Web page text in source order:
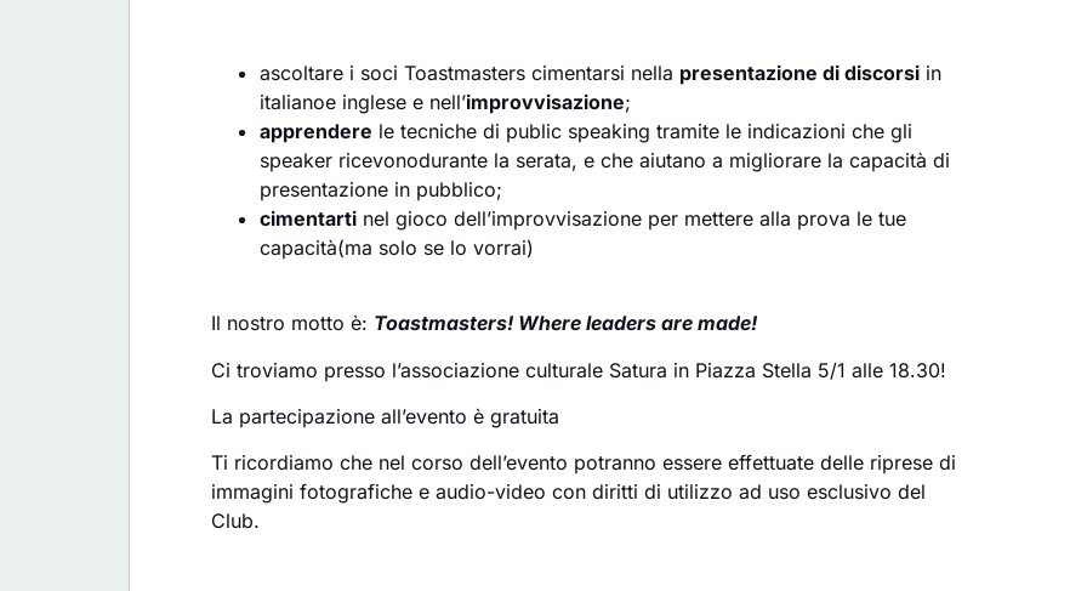
ascoltare i soci Toastmasters cimentarsi nella presentazione di discorsiin
italianoe inglese e nell’improvvisazione;
apprendere le tecniche di public speaking tramite le indicazioni che gli
speaker ricevonodurante la serata, e che aiutano a migliorare la capacità di
presentazione in pubblico;
cimentartinel gioco dell’improvvisazione per mettere alla prova le tue
capacità(ma solo se lo vorrai)
Il nostro motto è: Toastmasters! Where leaders are made!
Ci troviamo presso l’associazione culturale Satura in Piazza Stella 5/1 alle 18.30!
La partecipazione all’evento è gratuita
Ti ricordiamo che nel corso dell’evento potranno essere effettuate delle riprese di
immagini fotografiche e audio-video con diritti di utilizzo ad uso esclusivo del
Club.